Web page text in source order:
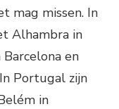
mag missen. In
Alhambra in
Barcelona en
Portugal zijn
in